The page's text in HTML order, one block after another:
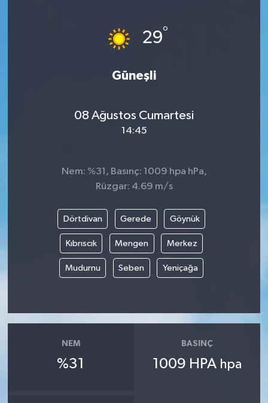
29°
Güneşli
08 Ağustos Cumartesi
14:45
Nem: %31, Basınç: 1009 hpa hPa,
Rüzgar: 4.69 m/s
Dörtdivan Gerede Göynük
Kıbrıscık Mengen Merkez
Mudurnu Seben Yeniçağa
NEM
%31
BASINÇ
1009 HPA hpa
Yüksek İstişare Kurulu